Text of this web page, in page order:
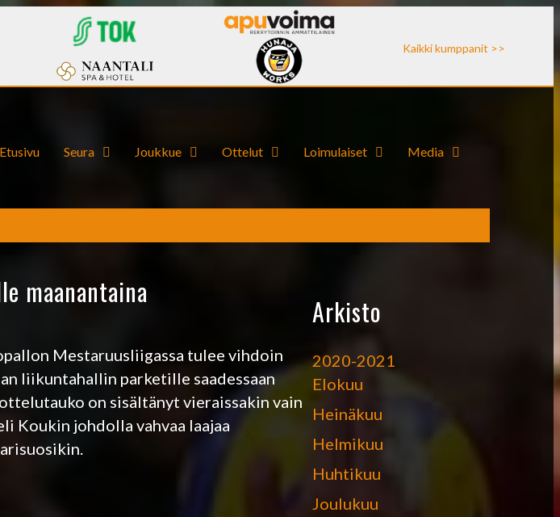
Kaikki kumppanit >>
Etusivu Seura Joukkue Ottelut Loimulaiset Media
maanantaina
Mestaruusliigassa tulee vihdoin
liikuntahallin parketille saadessaan
on sisältänyt vieraissakin vain
Koukin johdolla vahvaa laajaa
Arkisto
2020-2021
Elokuu
Heinäkuu
Helmikuu
Huhtikuu
Joulukuu